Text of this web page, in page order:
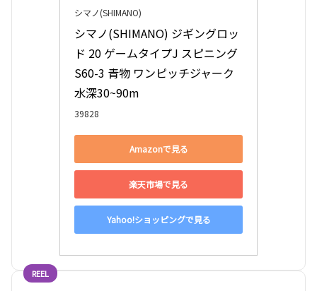
シマノ(SHIMANO)
シマノ(SHIMANO) ジギングロッ
ド 20 ゲームタイプJ スピニング
S60-3 青物 ワンピッチジャーク
水深30~90m
39828
Amazonで見る
楽天市場で見る
Yahoo!ショッピングで見る
REEL